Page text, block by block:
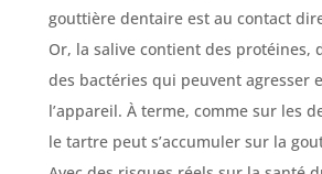
gouttière dentaire est au contact
Or, la salive contient des protéines,
des bactéries qui peuvent agresser
l’appareil. À terme, comme sur les
le tartre peut s’accumuler sur la